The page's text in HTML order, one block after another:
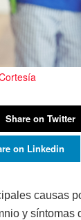
Share on Twitter
on Linkedin
causas
y síntomas